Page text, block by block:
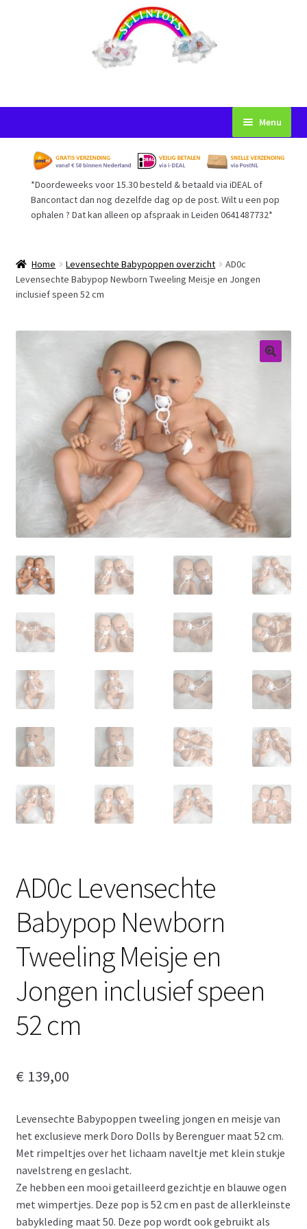
naar
navigatie
inhoud
Menu
Startpagina
Voorwaarden
Afrekenen
Gastenboek
*Doordeweeks voor 15.30 besteld & betaald via iDEAL of
Bancontact dan nog dezelfde dag op de post. Wilt u een pop
ophalen ? Dat kan alleen op afspraak in Leiden 0641487732*
Home Levensechte Babypoppen overzicht
AD0c
Levensechte Babypop Newborn Tweeling Meisje en Jongen
inclusief speen 52 cm
AD0c Levensechte
Babypop Newborn
Tweeling Meisje en
Jongen inclusief speen
52 cm
€ 139,00
Levensechte Babypoppen tweeling jongen en meisje van
het exclusieve merk Doro Dolls by Berenguer maat 52 cm.
Met rimpeltjes over het lichaam naveltje met klein stukje
navelstreng en geslacht.
Ze hebben een mooi getailleerd gezichtje en blauwe ogen
met wimpertjes. Deze pop is 52 cm en past de allerkleinste
babykleding maat 50. Deze pop wordt ook gebruikt als